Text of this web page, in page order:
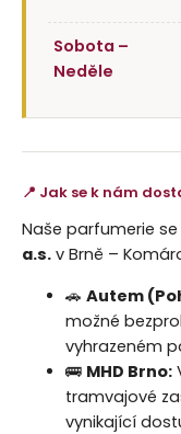
Sobota –
Neděle
📍 Jak se k nám
Naše parfumerie
a.s. v Brně –
🚗 Autem
možné
vyhrazeném
🚌 MHD Brno:
tramvajové
vynikající